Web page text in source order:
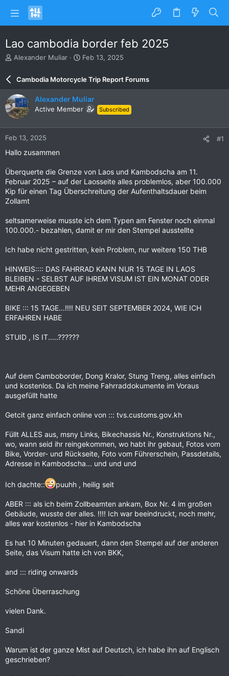
Lao cambodia border feb 2025
T
a
d
s
t
a
r
t
Alexander Muliar
S
a
r
d
e
Feb 13, 2025
Cambodia Motorcycle Trip Report Forums
Alexander Muliar
Active Member Subscribed
Feb 13, 2025 #1
Hallo zusammen
Überquerte die Grenze von Laos und Kambodscha am 11.
Februar 2025 – auf der Laosseite alles problemlos, aber 100.000
Kip für einen Tag Überschreitung der Aufenthaltsdauer beim
Zollamt
seltsamerweise musste ich dem Typen am Fenster noch einmal
100.000.- bezahlen, damit er mir den Stempel ausstellte
Ich habe nicht gestritten, kein Problem, nur weitere 150 THB
HINWEIS:::: DAS FAHRRAD KANN NUR 15 TAGE IN LAOS
BLEIBEN - SELBST AUF IHREM VISUM IST EIN MONAT ODER
MEHR ANGEGEBEN
BIKE ::: 15 TAGE...!!!! NEU SEIT SEPTEMBER 2024, WIE ICH
ERFAHREN HABE
STUID , IS IT.....??????
Auf dem Camboborder, Dong Kralor, Stung Treng, alles einfach
und kostenlos. Da ich meine Fahrraddokumente im Voraus
ausgefüllt hatte
Getcit ganz einfach online von ::: tvs.customs.gov.kh
Füllt ALLES aus, msny Links, Bikechassis Nr., Konstruktions Nr.,
wo, wann seid ihr reingekommen, wo habt ihr gebaut, Fotos vom
Bike, Vorder- und Rückseite, Foto vom Führerschein, Passdetails,
Adresse in Kambodscha... und und und
Ich dachte:: puuhh , heilig seit
ABER ::: als ich beim Zollbeamten ankam, Box Nr. 4 im großen
Gebäude, wusste der alles. !!!! Ich war beeindruckt, noch mehr,
alles war kostenlos - hier in Kambodscha
Es hat 10 Minuten gedauert, dann den Stempel auf der anderen
Seite, das Visum hatte ich von BKK,
and ::: riding onwards
Schöne Überraschung
vielen Dank.
Sandi
Warum ist der ganze Mist auf Deutsch, ich habe ihn auf Englisch
geschrieben?